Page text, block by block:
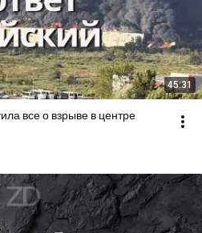
45:31
все о взрыве в центре